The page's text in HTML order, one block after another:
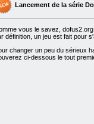
Lancement de la série
vous le savez,
définition, un jeu est fait pour
changer un peu du sérieux
ci-dessous le tout